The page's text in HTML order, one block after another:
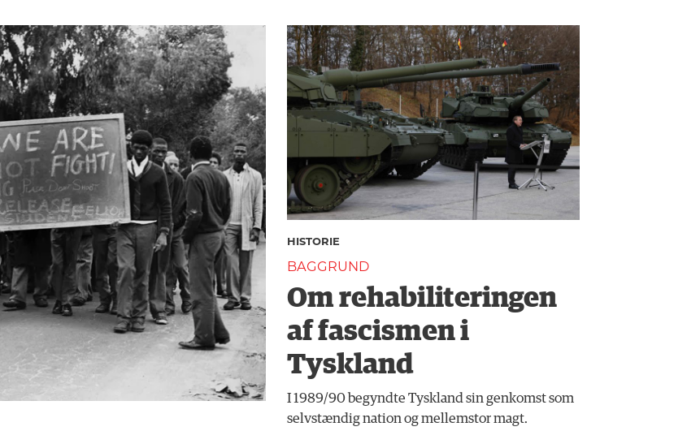
HISTORIE
BAGGRUND
Om rehabiliteringen
af fascismen i
Tyskland
I 1989/90 begyndte Tyskland sin genkomst som
selvstændig nation og mellemstor magt.